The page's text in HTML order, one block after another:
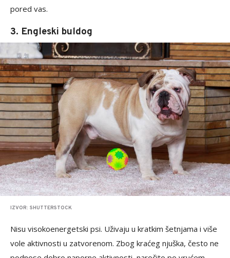
pored vas.
3. Engleski buldog
IZVOR: SHUTTERSTOCK
Nisu visokoenergetski psi. Uživaju u kratkim šetnjama i više
vole aktivnosti u zatvorenom. Zbog kraćeg njuška, često ne